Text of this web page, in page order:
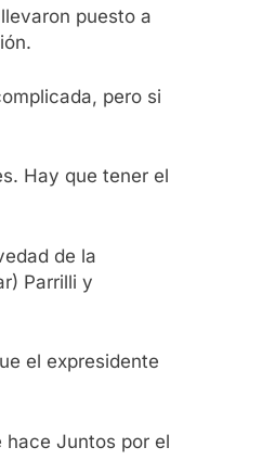
puesto a
pero si
Hay que tener el
de la
Parrilli y
el expresidente
hace Juntos por el